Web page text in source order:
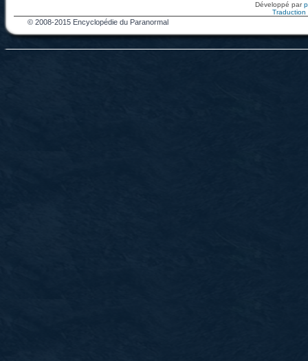
Développé par
Traduction
© 2008-2015 Encyclopédie du Paranormal